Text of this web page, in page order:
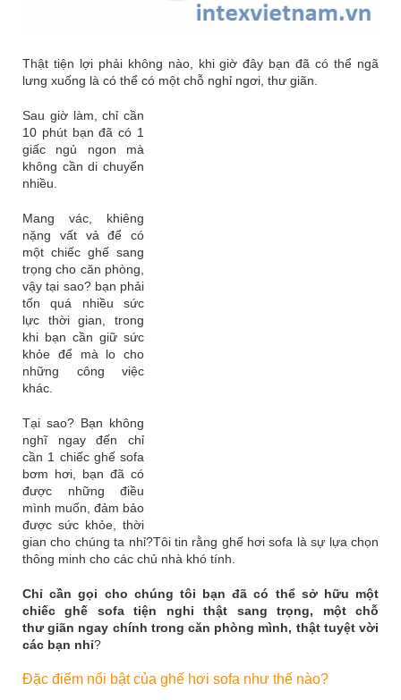
Thật tiện lợi phải không nào, khi giờ đây bạn đã có thể ngã
lưng xuống là có thể có một chỗ nghỉ ngơi, thư giãn.
Sau giờ làm, chỉ cần
10 phút bạn đã có 1
giấc ngủ ngon mà
không cần di chuyển
nhiều.
Mang vác, khiêng
nặng vất vả để có
một chiếc ghế sang
trọng cho căn phòng,
vậy tại sao? bạn phải
tốn quá nhiều sức
lực thời gian, trong
khi bạn cần giữ sức
khỏe để mà lo cho
những công việc
khác.
Tại sao? Bạn không
nghĩ ngay đến chỉ
cần 1 chiếc ghế sofa
bơm hơi, bạn đã có
được những điều
mình muốn, đảm bảo
được sức khỏe, thời
gian cho chúng ta nhỉ?Tôi tin rằng ghế hơi sofa là sự lựa chọn
thông minh cho các chủ nhà khó tính.
Chỉ cần gọi cho chúng tôi bạn đã có thể sở hữu một
chiếc ghế sofa tiện nghi thật sang trọng, một chỗ
thưgiãn ngay chính trong căn phòng mình, thật tuyệt vời
các bạn nhỉ?
Đặc điểm nổi bật của ghế hơi sofa như thế nào?